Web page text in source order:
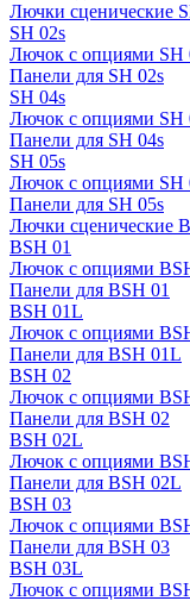
Лючки сценические
SH 02s
Лючок с опциями SH
Панели для SH 02s
SH 04s
Лючок с опциями SH
Панели для SH 04s
SH 05s
Лючок с опциями SH
Панели для SH 05s
Лючки сценические
BSH 01
Лючок с опциями
Панели для BSH 01
BSH 01L
Лючок с опциями
Панели для BSH 01L
BSH 02
Лючок с опциями
Панели для BSH 02
BSH 02L
Лючок с опциями
Панели для BSH 02L
BSH 03
Лючок с опциями
Панели для BSH 03
BSH 03L
Лючок с опциями